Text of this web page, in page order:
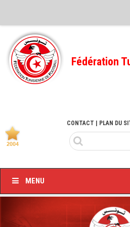
Feuille de match
FMI – 2022/2023
Ligue I – 2022/2023
Ligue I – 2020/2021
Ligue I – 2019/2020
Fédération
CONTACT | PLAN DU
MENU